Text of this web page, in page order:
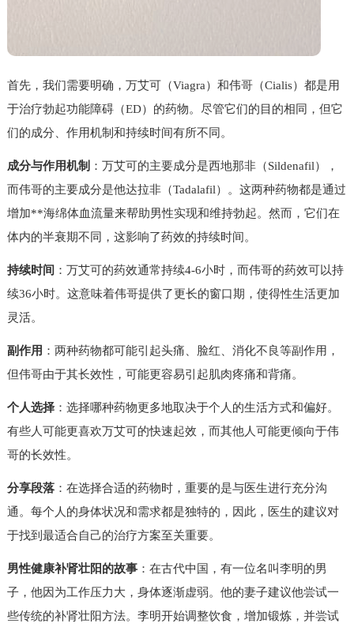
首先，我们需要明确，万艾可（Viagra）和伟哥（Cialis）都是用
于治疗勃起功能障碍（ED）的药物。尽管它们的目的相同，但它
们的成分、作用机制和持续时间有所不同。
成分与作用机制 ：万艾可的主要成分是西地那非（Sildenafil），
而伟哥的主要成分是他达拉非（Tadalafil）。这两种药物都是通过
增加**海绵体血流量来帮助男性实现和维持勃起。然而，它们在
体内的半衰期不同，这影响了药效的持续时间。
持续时间 ：万艾可的药效通常持续4-6小时，而伟哥的药效可以持
续36小时。这意味着伟哥提供了更长的窗口期，使得性生活更加
灵活。
副作用 ：两种药物都可能引起头痛、脸红、消化不良等副作用，
但伟哥由于其长效性，可能更容易引起肌肉疼痛和背痛。
个人选择：选择哪种药物更多地取决于个人的生活方式和偏好。
有些人可能更喜欢万艾可的快速起效，而其他人可能更倾向于伟
哥的长效性。
分享段落：在选择合适的药物时，重要的是与医生进行充分沟
通。每个人的身体状况和需求都是独特的，因此，医生的建议对
于找到最适合自己的治疗方案至关重要。
男性健康补肾壮阳的故事：在古代中国，有一位名叫李明的男
子，他因为工作压力大，身体逐渐虚弱。他的妻子建议他尝试一
些传统的补肾壮阳方法。李明开始调整饮食，增加锻炼，并尝试